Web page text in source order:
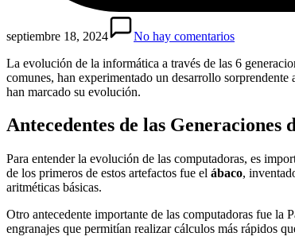
septiembre 18, 2024
No hay comentarios
La evolución de la informática a través de las 6
comunes, han experimentado un desarrollo
han marcado su evolución.
Antecedentes de las Generaciones
Para entender la evolución de las computadoras, es
de los primeros de estos artefactos fue el ábaco,
aritméticas básicas.
Otro antecedente importante de las computadoras fue
engranajes que permitían realizar cálculos más rápidos